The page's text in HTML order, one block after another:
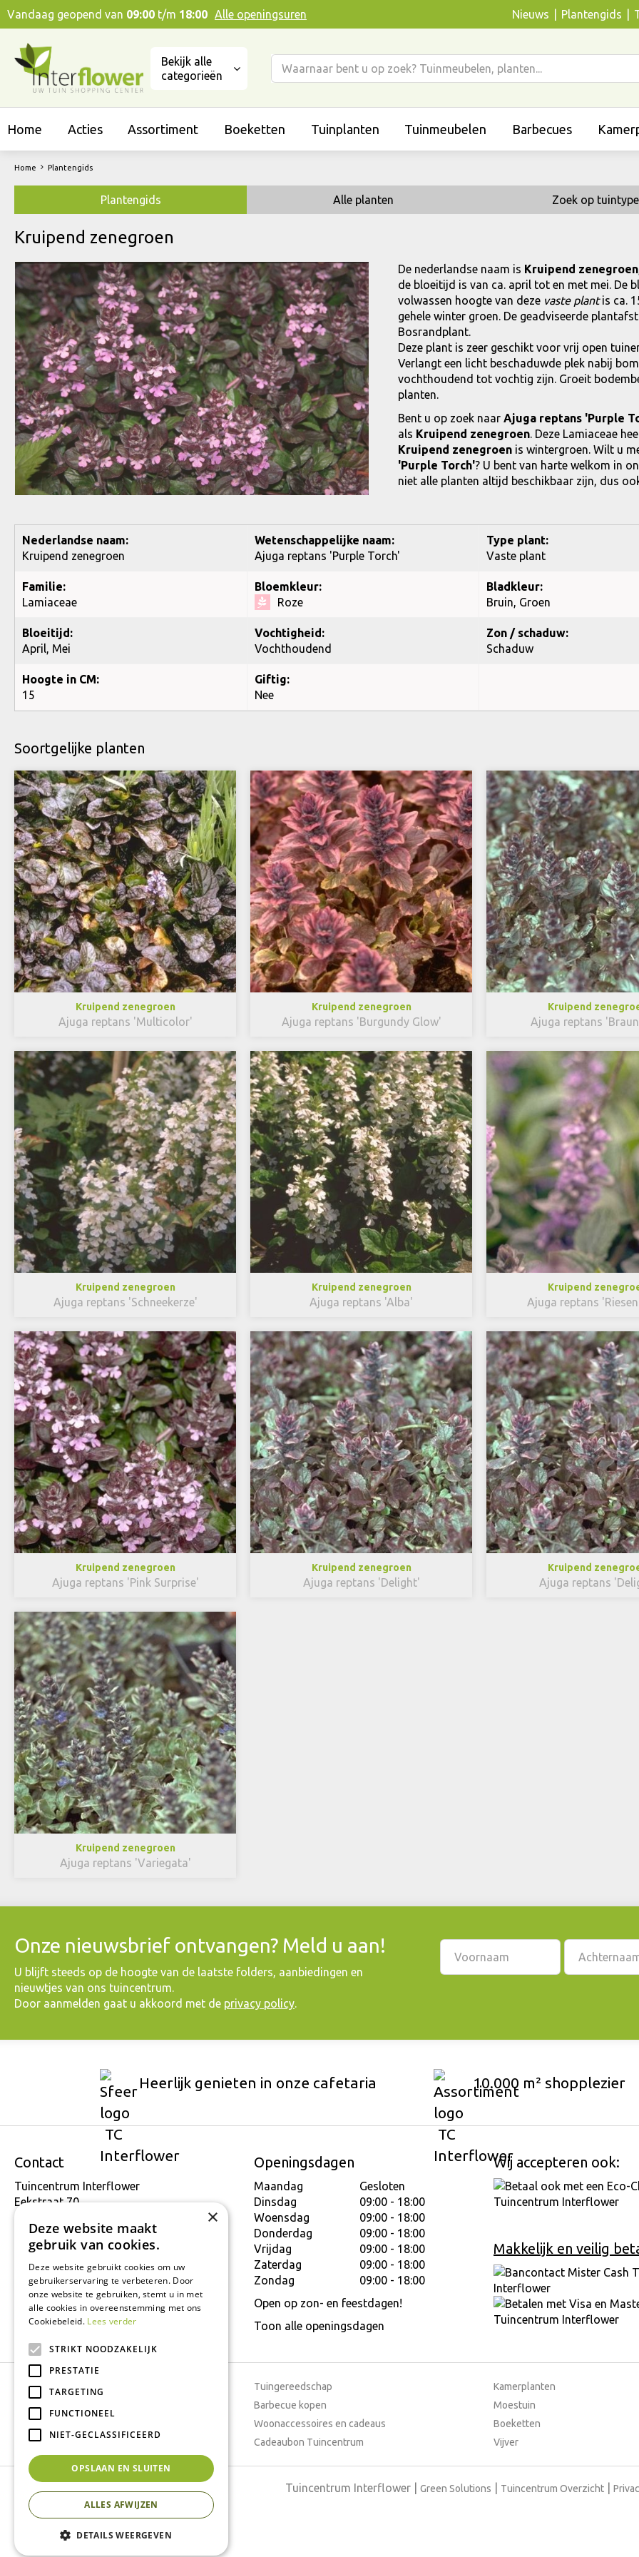
Ga
naar
Home Plantengids
Vandaag geopend van 09:00 t/m 18:00 Alle openingsuren Nieuws Plantengids
Bekijk alle
categorieën
Home Acties Assortiment Boeketten Tuinplanten Tuinmeubelen Barbecues
Plantengids Alle planten Zoek op tuintype
Kruipend zenegroen
De nederlandse naam is Kruipend zenegroen
de bloeitijd is van ca. april tot en met mei. De
volwassen hoogte van deze vaste plantis ca.
gehele winter groen. De geadviseerde
Bosrandplant.
Deze plant is zeer geschikt voor vrij open
Verlangt een licht beschaduwde plek nabij
vochthoudend tot vochtig zijn. Groeit
planten.
Bent u op zoek naar Ajuga reptans 'Purple
als Kruipend zenegroen. Deze Lamiaceae
Kruipend zenegroen is wintergroen. Wilt u
'Purple Torch'? U bent van harte welkom in
niet alle planten altijd beschikbaar zijn, dus
Nederlandse naam:
Kruipend zenegroen
Wetenschappelijke naam:
Ajuga reptans 'Purple Torch'
Type plant:
Vaste plant
Familie:
Lamiaceae
Bloemkleur:
Roze
Bladkleur:
Bruin, Groen
Bloeitijd:
April, Mei
Vochtigheid:
Vochthoudend
Zon / schaduw:
Schaduw
Hoogte in CM:
15
Giftig:
Nee
Soortgelijke planten
Kruipend zenegroen
Ajuga reptans 'Multicolor'
Kruipend zenegroen
Ajuga reptans 'Burgundy Glow'
Kruipend
Ajuga reptans
Kruipend zenegroen
Ajuga reptans 'Schneekerze'
Kruipend zenegroen
Ajuga reptans 'Alba'
Kruipend
Ajuga reptans
Kruipend zenegroen
Ajuga reptans 'Pink Surprise'
Kruipend zenegroen
Ajuga reptans 'Delight'
Kruipend
Ajuga reptans
Kruipend zenegroen
Ajuga reptans 'Variegata'
Onze nieuwsbrief ontvangen? Meld u aan!
​U blijft steeds op de hoogte van de laatste folders, aanbiedingen en
nieuwtjes van ons tuincentrum.
Door aanmelden gaat u akkoord met de privacy policy.
Heerlijk genieten in onze cafetaria 10.000 m² shopplezier
Contact
Tuincentrum Interflower
Eekstraat 70
+32 934 806 03
info@interflower.be
Openingsdagen
Maandag
Gesloten
Dinsdag
09:00 - 18:00
Woensdag
09:00 - 18:00
Donderdag
09:00 - 18:00
Vrijdag
09:00 - 18:00
Zaterdag
09:00 - 18:00
Zondag
09:00 - 18:00
Open op zon- en feestdagen!
Toon alle openingsdagen
Wij accepteren ook:
Makkelijk en veilig
Tuincentrum
Dierenwinkel
Tuinplanten
Cafetaria
Tuingereedschap
Barbecue kopen
Woonaccessoires en cadeaus
Cadeaubon Tuincentrum
Kamerplanten
Moestuin
Boeketten
Vijver
Tuincentrum Interflower Green Solutions Tuincentrum Overzicht
×
Deze website maakt
gebruik van cookies.
Deze website gebruikt cookies om uw
gebruikerservaring te verbeteren. Door
onze website te gebruiken, stemt u in met
alle cookies in overeenstemming met ons
Cookiebeleid. Lees verder
STRIKT NOODZAKELIJK
PRESTATIE
TARGETING
FUNCTIONEEL
NIET-GECLASSIFICEERD
OPSLAAN EN SLUITEN
ALLES AFWIJZEN
DETAILS WEERGEVEN